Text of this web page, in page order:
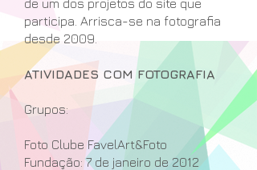
de um dos projetos do site que
participa. Arrisca-se na fotografia
desde 2009.
ATIVIDADES COM FOTOGRAFIA
Grupos:
Foto Clube FavelArt&Foto
Fundação: 7 de janeiro de 2012